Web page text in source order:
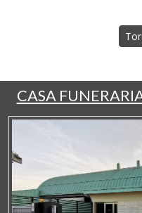
CASA